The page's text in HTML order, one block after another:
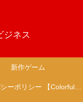
ジネス
新作ゲーム
プライバシーポリシー 【Colorful Creation】